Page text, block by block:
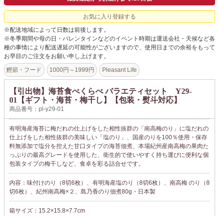
お気に入り登録する
※配送地域によって日数は前後します。
※冬季期間や母の日・バレンタインなどのイベント時期は運送会社・天候など各
種の事情により配送遅延の可能性がございますので、使用日までの余裕をもって
お早目のご注文をお願い申し上げます。
鰹節・フード 1000円～1999円 Pleasant Life
【引出物】海苔食べくらべ バラエティセット Y29-
01【ギフト・海苔・梅干し】【包装・熨斗対応】
商品番号：pl-y29-01
有明海産海苔に梅だれの仕上げをした相性抜群の「南高梅のり」に塩だれの
仕上げをした相性抜群の美味しい「塩のり」、国産のりを100％使用・保存
料無添加で塩分を控えた甘口タイプの海苔佃煮、本場紀州産南高梅の果肉た
っぷりの最高グレードを使用した、衛生的で使いやすく持ち運びに便利な個
包装タイプの梅干しなど、食卓を彩る詰合せです。
内容：味付けのり（8切6枚）、有明海産塩のり（8切6枚）、南高梅 のり（8
切6枚）、紀州南高梅×２、島乃香のり佃煮80g・日本製
箱サイズ：15.2×15.8×7.7cm